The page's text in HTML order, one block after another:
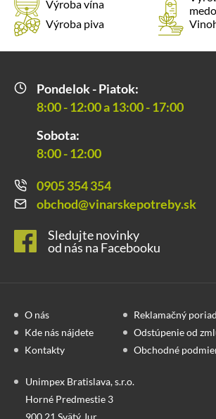
Výroba vína
Výroba piva
Pondelok - Piatok:
8:00 - 12:00 a 13:00 - 17:00
Sobota:
8:00 - 12:00
0905 354 354
obchod@vinarskepotreby.sk
Sledujte novinky
od nás na Facebooku
O nás
Reklamačný
Kde nás nájdete
Odstúpenie od
Kontakty
Obchodné
Unimpex Bratislava, s.r.o.
Horné Predmestie 3
900 21 Svätý Jur